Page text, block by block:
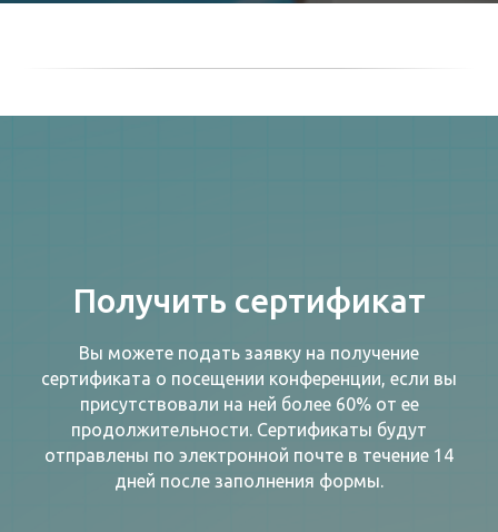
Получить сертификат
Вы можете подать заявку на получение
сертификата о посещении конференции, если вы
присутствовали на ней более 60% от ее
продолжительности. Сертификаты будут
отправлены по электронной почте в течение 14
дней после заполнения формы.